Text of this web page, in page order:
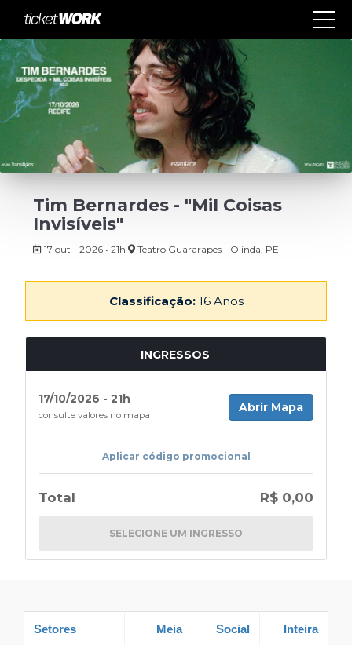
Tim Bernardes - "Mil Coisas
Invisíveis"
17 out - 2026 • 21h Teatro Guararapes - Olinda, PE
Classificação:16 Anos
INGRESSOS
17/10/2026 - 21h
consulte valores no mapa
Abrir Mapa
Aplicar código promocional
Total R$ 0,00
SELECIONE UM INGRESSO
Setores Meia Social Inteira